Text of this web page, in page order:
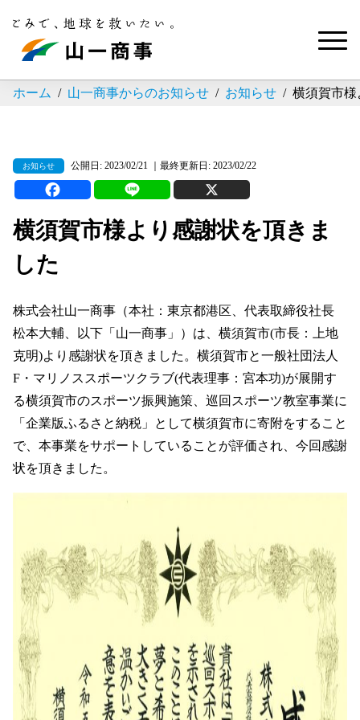
WEBフォーム
ホーム 山一商事からのお知らせ お知らせ 横須賀市
お知らせ 公開日: 2023/02/21 ｜最終更新日: 2023/02/22
横須賀市様より感謝状を頂きま
した
株式会社山一商事（本社：東京都港区、代表取締役社長
松本大輔、以下「山一商事」）は、横須賀市(市長：上地
克明)より感謝状を頂きました。横須賀市と一般社団法人
F・マリノススポーツクラブ(代表理事：宮本功)が展開す
る横須賀市のスポーツ振興施策、巡回スポーツ教室事業に
「企業版ふるさと納税」として横須賀市に寄附をすること
で、本事業をサポートしていることが評価され、今回感謝
状を頂きました。